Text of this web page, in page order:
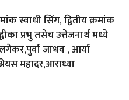
स्वाधी सिंग, द्वितीय क्रमांक
प्रभु तसेच उत्तेजनार्थ मध्ये
जाधव , आर्या
महादर,आराध्या